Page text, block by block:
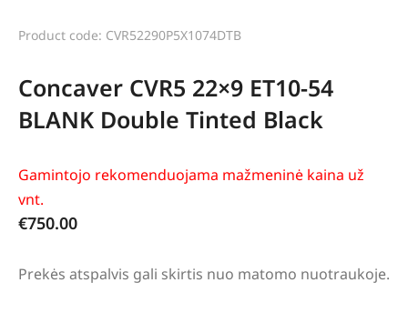
Product code: CVR52290P5X1074DTB
Concaver CVR5 22×9 ET10-54
BLANK Double Tinted Black
Gamintojo rekomenduojama mažmeninė kaina už
vnt.
€750.00
Prekės atspalvis gali skirtis nuo matomo nuotraukoje.